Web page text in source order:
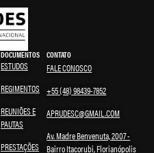
DOCUMENTOS
ESTUDOS
REGIMENTOS
REUNIÕES E
PAUTAS
PRESTAÇÕES
CONTATO
FALE CONOSCO
+55 (48) 98439-7852
APRUDESC@GMAIL.COM
Av. Madre Benvenuta, 2007 -
Bairro Itacorubi, Florianópolis